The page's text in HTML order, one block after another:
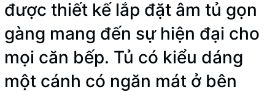
được thiết kế lắp đặt âm tủ gọn
gàng mang đến sự hiện đại cho
mọi căn bếp. Tủ có kiểu dáng
một cánh có ngăn mát ở bên